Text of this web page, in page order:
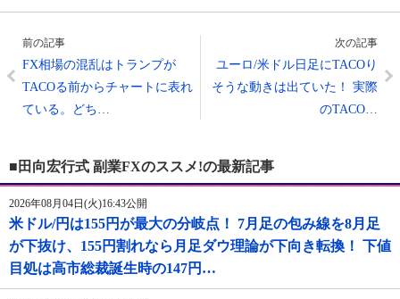
前の記事
FX相場の混乱はトランプが
TACOる前からチャートに表れ
ている。どち…
次の記事
ユーロ/米ドル日足にTACOり
そうな動きは出ていた！ 実際
のTACO…
■田向宏行式 副業FXのススメ!の最新記事
2026年08月04日(火)16:43公開
米ドル/円は155円が最大の分岐点！ 7月足の包み線を8月足
が下抜け、155円割れなら月足ダウ理論が下向き転換！ 下値
目処は高市総裁誕生時の147円…